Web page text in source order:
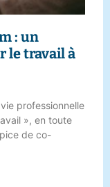
: un
le travail à
professionnelle
», en toute
de co-